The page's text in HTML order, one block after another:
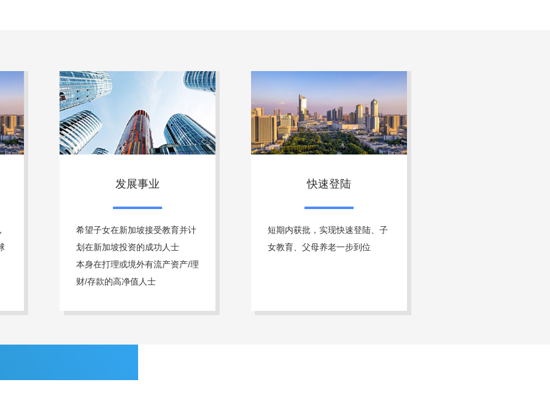
发展事业
希望子女在新加坡接受教育并计
划在新加坡投资的成功人士
本身在打理或境外有流产资产/理
财/存款的高净值人士
快速登陆
短期内获批，实现快速登陆、子
女教育、父母养老一步到位